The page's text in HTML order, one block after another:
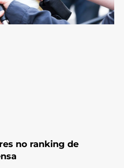
no ranking de